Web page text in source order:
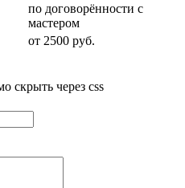
по договорённости с
мастером
от 2500 руб.
скрыть через css